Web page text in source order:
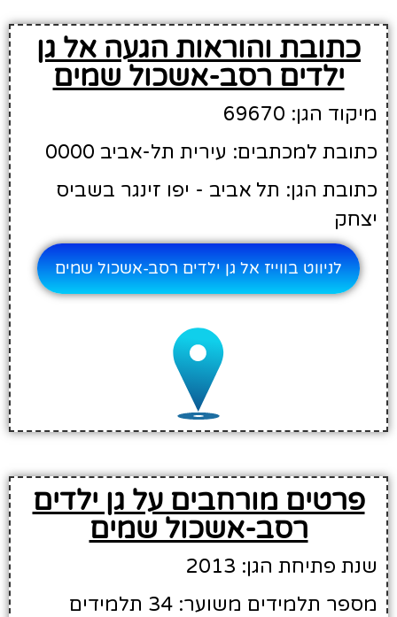
כתובת והוראות הגעה אל גן
ילדים רסב-אשכול שמים
מיקוד הגן: 69670
כתובת למכתבים: עירית תל-אביב 0000
כתובת הגן: תל אביב - יפו זינגר בשביס
יצחק
לניווט בווייז אל גן ילדים רסב-אשכול שמים
פרטים מורחבים על גן ילדים
רסב-אשכול שמים
שנת פתיחת הגן: 2013
מספר תלמידים משוער: 34 תלמידים